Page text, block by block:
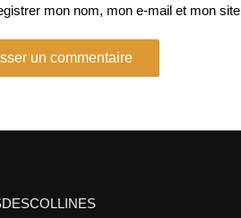
mon nom, mon e-mail et mon